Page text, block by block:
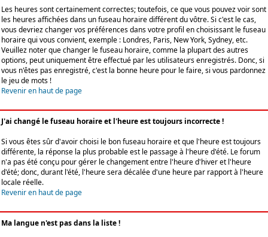
Les heures sont certainement correctes; toutefois, ce que vous pouvez voir sont
les heures affichées dans un fuseau horaire différent du vôtre. Si c'est le cas,
vous devriez changer vos préférences dans votre profil en choisissant le fuseau
horaire qui vous convient, exemple : Londres, Paris, New York, Sydney, etc.
Veuillez noter que changer le fuseau horaire, comme la plupart des autres
options, peut uniquement être effectué par les utilisateurs enregistrés. Donc, si
vous n'êtes pas enregistré, c'est la bonne heure pour le faire, si vous pardonnez
le jeu de mots !
Revenir en haut de page
J'ai changé le fuseau horaire et l'heure est toujours incorrecte !
Si vous êtes sûr d'avoir choisi le bon fuseau horaire et que l'heure est toujours
différente, la réponse la plus probable est le passage à l'heure d'été. Le forum
n'a pas été conçu pour gérer le changement entre l'heure d'hiver et l'heure
d'été; donc, durant l'été, l'heure sera décalée d'une heure par rapport à l'heure
locale réelle.
Revenir en haut de page
Ma langue n'est pas dans la liste !